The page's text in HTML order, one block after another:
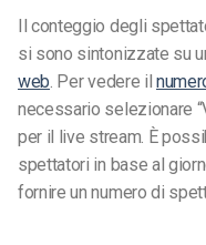
Il conteggio degli
si sono sintonizzate su
web Per vedere il
necessario selezionare
per il live stream. È
spettatori in base al
fornire un numero di